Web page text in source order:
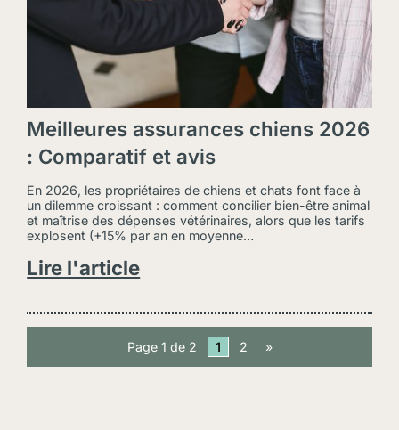
Meilleures assurances chiens 2026
: Comparatif et avis
En 2026, les propriétaires de chiens et chats font face à
un dilemme croissant : comment concilier bien-être animal
et maîtrise des dépenses vétérinaires, alors que les tarifs
explosent (+15% par an en moyenne…
Lire l'article
Page 1 de 2 1 2 »